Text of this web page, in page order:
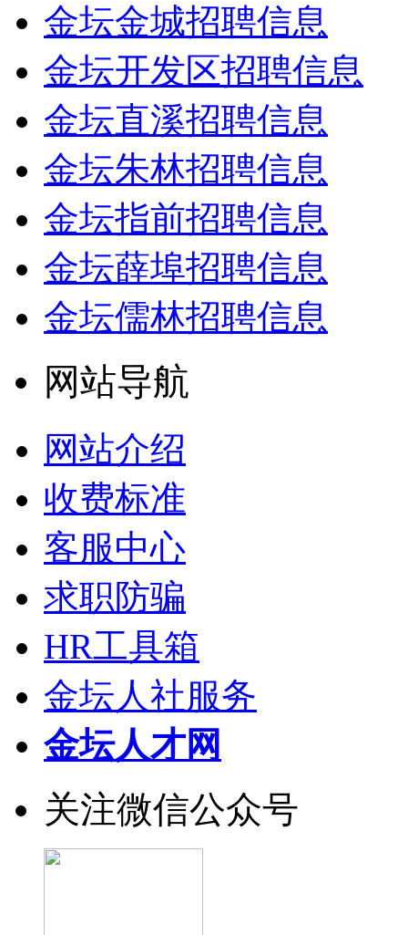
金坛金城招聘信息
金坛开发区招聘信息
金坛直溪招聘信息
金坛朱林招聘信息
金坛指前招聘信息
金坛薛埠招聘信息
金坛儒林招聘信息
网站导航
网站介绍
收费标准
客服中心
求职防骗
HR工具箱
金坛人社服务
金坛人才网
关注微信公众号